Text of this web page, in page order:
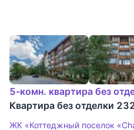
5-комн. квартира без
Квартира без отделки
ЖК «Коттеджный поселок